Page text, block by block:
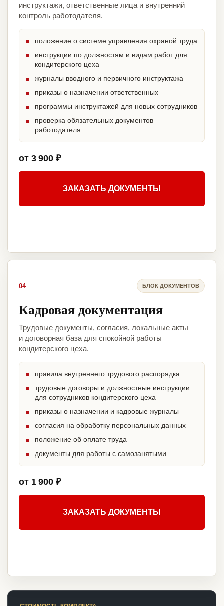
инструктажи, ответственные лица и внутренний
контроль работодателя.
положение о системе управления охраной труда
инструкции по должностям и видам работ для
кондитерского цеха
журналы вводного и первичного инструктажа
приказы о назначении ответственных
программы инструктажей для новых сотрудников
проверка обязательных документов
работодателя
от 3 900 ₽
ЗАКАЗАТЬ ДОКУМЕНТЫ
04 БЛОК ДОКУМЕНТОВ
Кадровая документация
Трудовые документы, согласия, локальные акты
и договорная база для спокойной работы
кондитерского цеха.
правила внутреннего трудового распорядка
трудовые договоры и должностные инструкции
для сотрудников кондитерского цеха
приказы о назначении и кадровые журналы
согласия на обработку персональных данных
положение об оплате труда
документы для работы с самозанятыми
от 1 900 ₽
ЗАКАЗАТЬ ДОКУМЕНТЫ